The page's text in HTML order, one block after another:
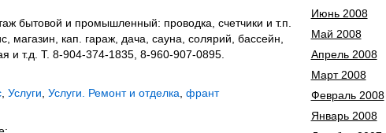
бытовой и промышленный: проводка, счетчики и т.п.
магазин, кап. гараж, дача, сауна, солярий, бассейн,
и т.д. Т. 8-904-374-1835, 8-960-907-0895.
, Услуги Услуги. Ремонт и отделка франт
Июнь 2008
Май 2008
Апрель 2008
Март 2008
Февраль 2008
Январь 2008